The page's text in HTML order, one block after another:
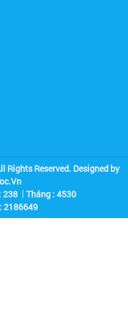
Reserved. Designed by
238
Tháng : 4530
2186649